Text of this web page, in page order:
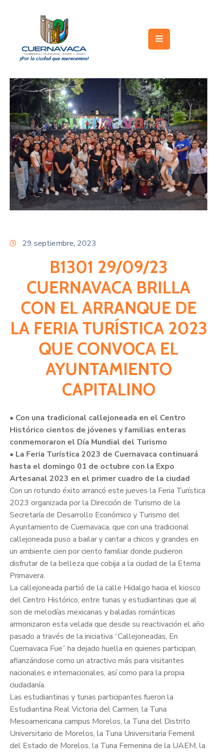
Gobierno
Turismo
Trámites
y
Servicios
Licitaciones
Transparencia
Directorio
29 septiembre, 2023
B1301 29/09/23
CUERNAVACA BRILLA
CON EL ARRANQUE DE
LA FERIA TURÍSTICA 2023
QUE CONVOCA EL
AYUNTAMIENTO
CAPITALINO
• Con una tradicional callejoneada en el Centro
Histórico cientos de jóvenes y familias enteras
conmemoraron el Día Mundial del Turismo
• La Feria Turística 2023 de Cuernavaca continuará
hasta el domingo 01 de octubre con la Expo
Artesanal 2023 en el primer cuadro de la ciudad
Con un rotundo éxito arrancó este jueves la Feria Turística
2023 organizada por la Dirección de Turismo de la
Secretaría de Desarrollo Económico y Turismo del
Ayuntamiento de Cuernavaca, que con una tradicional
callejoneada puso a bailar y cantar a chicos y grandes en
un ambiente cien por ciento familiar donde pudieron
disfrutar de la belleza que cobija a la ciudad de la Eterna
Primavera.
La callejoneada partió de la calle Hidalgo hacia el kiosco
del Centro Histórico, entre tunas y estudiantinas que al
son de melodías mexicanas y baladas románticas
armonizaron esta velada que desde su reactivación el año
pasado a través de la iniciativa “Callejoneadas, En
Cuernavaca Fue” ha dejado huella en quienes participan,
afianzándose como un atractivo más para visitantes
nacionales e internacionales, así como para la propia
ciudadanía.
Las estudiantinas y tunas participantes fueron la
Estudiantina Real Victoria del Carmen, la Tuna
Mesoamericana campus Morelos, la Tuna del Distrito
Universitario de Morelos, la Tuna Universitaria Femenil
del Estado de Morelos, la Tuna Femenina de la UAEM, la